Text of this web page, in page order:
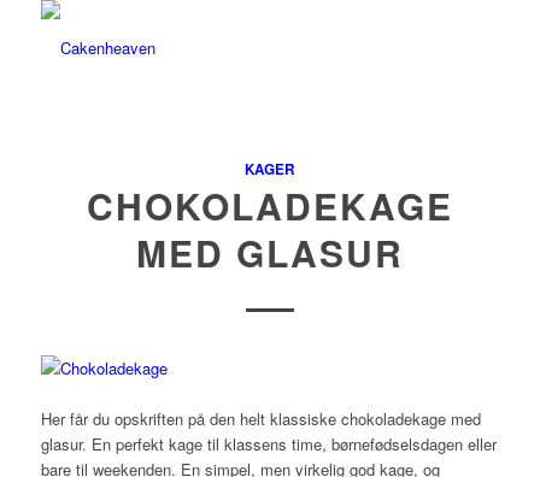
KAGER
CHOKOLADEKAGE
MED GLASUR
Her får du opskriften på den helt klassiske chokoladekage med
glasur. En perfekt kage til klassens time, børnefødselsdagen eller
bare til weekenden. En simpel, men virkelig god kage, og